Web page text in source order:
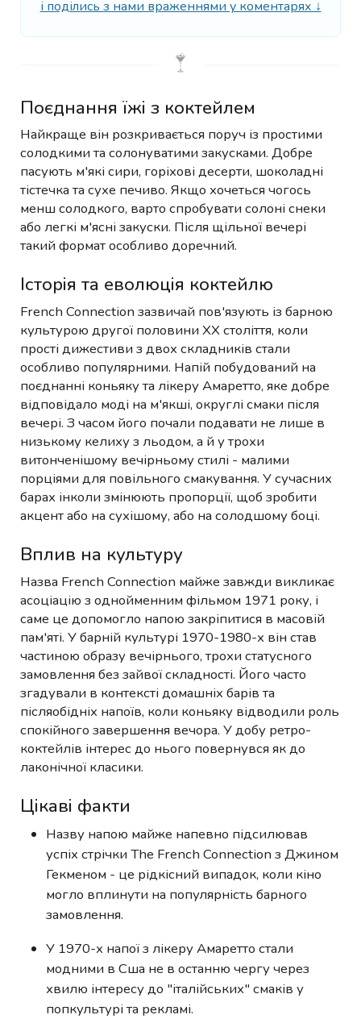
і поділись з нами враженнями у коментарях ↓
Поєднання їжі з коктейлем
Найкраще він розкривається поруч із простими
солодкими та солонуватими закусками. Добре
пасують м'які сири, горіхові десерти, шоколадні
тістечка та сухе печиво. Якщо хочеться чогось
менш солодкого, варто спробувати солоні снеки
або легкі м'ясні закуски. Після щільної вечері
такий формат особливо доречний.
Історія та еволюція коктейлю
French Connection зазвичай пов'язують із барною
культурою другої половини XX століття, коли
прості дижестиви з двох складників стали
особливо популярними. Напій побудований на
поєднанні коньяку та лікеру Амаретто, яке добре
відповідало моді на м'якші, округлі смаки після
вечері. З часом його почали подавати не лише в
низькому келиху з льодом, а й у трохи
витонченішому вечірньому стилі - малими
порціями для повільного смакування. У сучасних
барах інколи змінюють пропорції, щоб зробити
акцент або на сухішому, або на солодшому боці.
Вплив на культуру
Назва French Connection майже завжди викликає
асоціацію з однойменним фільмом 1971 року, і
саме це допомогло напою закріпитися в масовій
пам'яті. У барній культурі 1970-1980-х він став
частиною образу вечірнього, трохи статусного
замовлення без зайвої складності. Його часто
згадували в контексті домашніх барів та
післяобідніх напоїв, коли коньяку відводили роль
спокійного завершення вечора. У добу ретро-
коктейлів інтерес до нього повернувся як до
лаконічної класики.
Цікаві факти
Назву напою майже напевно підсилював
успіх стрічки The French Connection з Джином
Гекменом - це рідкісний випадок, коли кіно
могло вплинути на популярність барного
замовлення.
У 1970-х напої з лікеру Амаретто стали
модними в Сша не в останню чергу через
хвилю інтересу до "італійських" смаків у
попкультурі та рекламі.